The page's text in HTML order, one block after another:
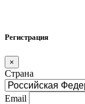
Регистрация
×
Страна
Email